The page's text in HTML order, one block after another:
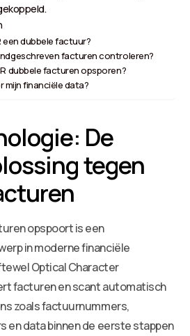
een dubbele factuur?
facturen controleren?
dubbele facturen opsporen?
mijn financiële data?
De
tegen
opspoort is een
in moderne financiële
Optical Character
facturen en scant automatisch
zoals factuurnummers,
en data binnen de eerste stappen